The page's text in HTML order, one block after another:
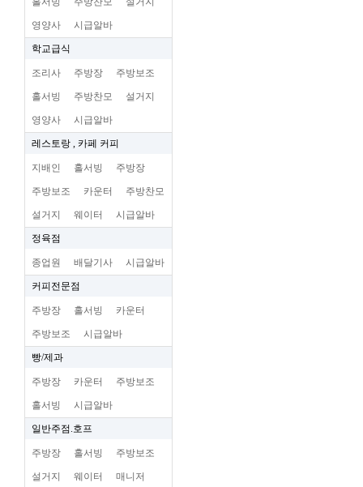
영양사 시급알바
학교급식
조리사 주방장 주방보조
홀서빙 주방찬모 설거지
영양사 시급알바
레스토랑 , 카페 커피
지배인 홀서빙 주방장
주방보조 카운터 주방찬모
설거지 웨이터 시급알바
정육점
종업원 배달기사 시급알바
커피전문점
주방장 홀서빙 카운터
주방보조 시급알바
빵/제과
주방장 카운터 주방보조
홀서빙 시급알바
일반주점.호프
주방장 홀서빙 주방보조
설거지 웨이터 매니저